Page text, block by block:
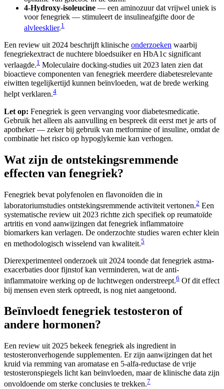
4-Hydroxy-isoleucine — een aminozuur dat vrijwel uniek is
voor fenegriek — stimuleert de insulineafgifte door de
alvleesklier.1
Een review uit 2024 beschrijft klinische onderzoeken waarbij
fenegriekextract de nuchtere bloedsuiker en HbA1c significant
verlaagde.1 Moleculaire docking-studies uit 2023 laten zien dat
bioactieve componenten van fenegriek meerdere diabetesrelevante
eiwitten tegelijkertijd kunnen beïnvloeden, wat de brede werking
helpt verklaren.4
Let op: Fenegriek is geen vervanging voor diabetesmedicatie.
Gebruik het alleen als aanvulling en bespreek dit eerst met je arts of
apotheker — zeker bij gebruik van metformine of insuline, omdat de
combinatie het risico op hypoglykemie kan verhogen.
Wat zijn de ontstekingsremmende
effecten van fenegriek?
Fenegriek bevat polyfenolen en flavonoïden die in
laboratoriumstudies ontstekingsremmende activiteit vertonen.2 Een
systematische review uit 2023 richtte zich specifiek op reumatoïde
artritis en vond aanwijzingen dat fenegriek inflammatoire
biomarkers kan verlagen. De onderzochte studies waren echter klein
en methodologisch wisselend van kwaliteit.5
Dierexperimenteel onderzoek uit 2024 toonde dat fenegriek astma-
exacerbaties door fijnstof kan verminderen, wat de anti-
inflammatoire werking op de luchtwegen onderstreept.6 Of dit effect
bij mensen even sterk optreedt, is nog niet aangetoond.
Beïnvloedt fenegriek testosteron of
andere hormonen?
Een review uit 2025 bekeek fenegriek als ingredient in
testosteronverhogende supplementen. Er zijn aanwijzingen dat het
kruid via remming van aromatase en 5-alfa-reductase de vrije
testosteronspiegels licht kan beïnvloeden, maar de klinische data zijn
onvoldoende om sterke conclusies te trekken.7